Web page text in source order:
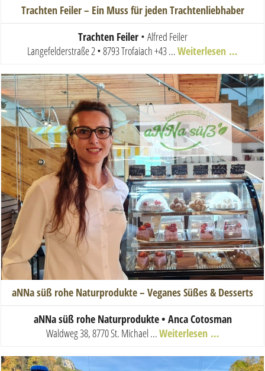
Trachten Feiler – Ein Muss für jeden Trachtenliebhaber
Trachten Feiler • Alfred Feiler
Langefelderstraße 2 • 8793 Trofaiach+43 ...Weiterlesen …
aNNa süß rohe Naturprodukte – Veganes Süßes & Desserts
aNNa süß rohe Naturprodukte • Anca Cotosman
Waldweg 38, 8770 St. Michael ...Weiterlesen …